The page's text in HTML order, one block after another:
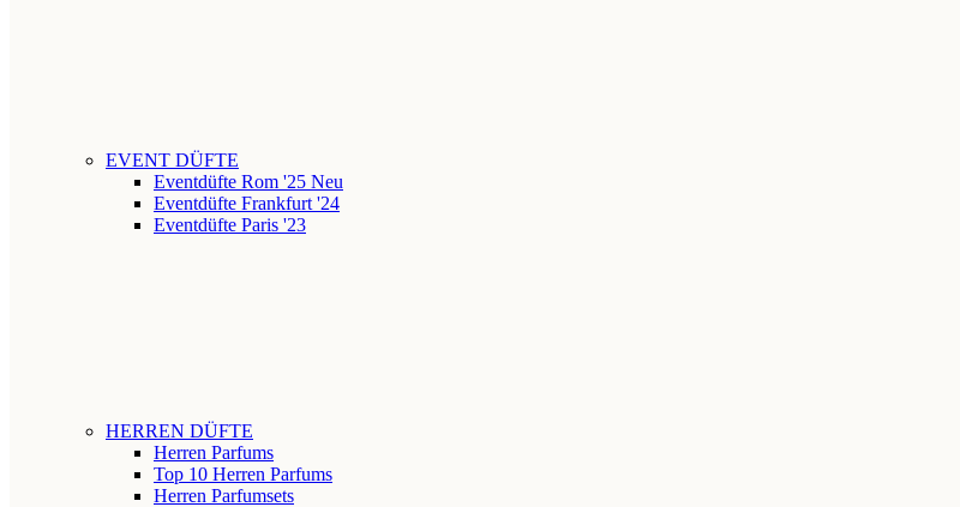
EVENT DÜFTE
Eventdüfte Rom '25 Neu
Eventdüfte Frankfurt '24
Eventdüfte Paris '23
HERREN DÜFTE
Herren Parfums
Top 10 Herren Parfums
Herren Parfumsets